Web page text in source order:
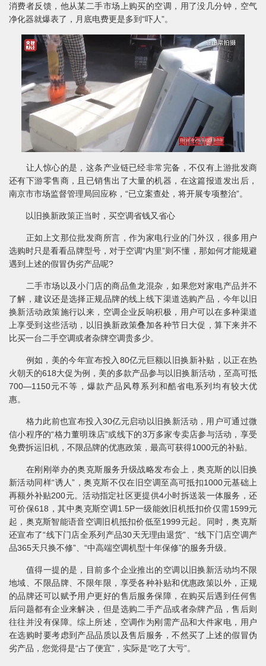
消费者反馈，他从某二手市场上购买的空调，用了没几分钟，空气
净化器就爆表了，月底电费更是多到“吓人”。
让人惊心的是，这条产业链已经非常完备，不仅有上游批发商
还有下游零售商，且已销售出了大量的机器，在这篇报道发出后，
南京市市场监督管理局回应称，“已立案查处，将开展专项整治”。
以旧换新政策正当时，买空调省钱又省心
正如上文那位批发商所言，作为家电行业的门外汉，很多用户
选购时只是看看品牌型号，对于空调“内里”则不懂，那如何才能规避
遇到上述的假冒伪劣产品呢?
二手市场以及小门店的商品鱼龙混杂，如果您对家电产品并不
了解，建议还是选择正规品牌的线上线下渠道选购产品，今年以旧
换新活动政策施行以来，空调企业反响积极，用户可以在多种渠道
上享受到这些活动，以旧换新政策叠加各种节日大促，算下来并不
比买一台二手空调或者杂牌空调贵多少。
例如，美的今年宣布投入80亿元巨额以旧换新补贴，以正在热
火朝天的618大促为例，美的多款产品参与以旧换新活动，至高可抵
700—1150元不等，爆款产品风尊系列和酷省电系列均有较大优
惠。
格力此前也宣布投入30亿元启动以旧换新活动，用户可通过微
信小程序的“格力董明珠店”或线下的3万多家专卖店参与活动，享受
免费拆运旧机，不限品牌的优惠政策，最高可获得1000元的补贴。
在刚刚举办的奥克斯服务升级战略发布会上，奥克斯的以旧换
新活动同样“诱人”，奥克斯不仅在旧空调至高可抵扣1000元基础上
再额外补贴200元。活动指定社区更提供4小时拆送装一体服务，还
可价保618，其中奥克斯空调1.5P一级能效旧机抵扣价仅需1599元
起，奥克斯智能语音空调旧机抵扣价低至1999元起。同时，奥克斯
还宣布了“线下门店全系列产品30天无理由退货”、“线下门店空调产
品365天只换不修”、“中高端空调机型十年保修”的服务升级。
值得一提的是，目前多个企业推出的空调以旧换新活动均不限
地域、不限品牌、不限年限，享受各种补贴和优惠政策以外，正规
的品牌还可以赋予用户更好的售后服务保障，在购买后遇到任何售
后问题都有企业来解决，但是选购二手产品或者杂牌产品，售后则
往往并没有保障。综上所述，空调作为刚需产品和大件家电，用户
在选购时要考虑到产品品质以及售后服务，不然买了上述的假冒伪
劣产品，您觉得是“占了便宜”，实际是“吃了大亏”。